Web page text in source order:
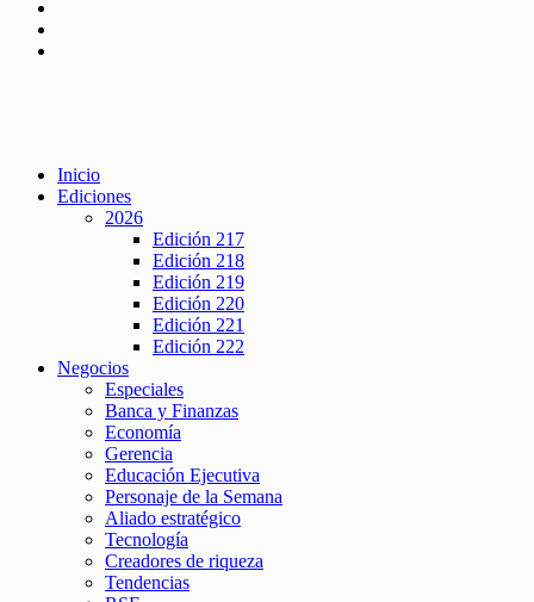
Inicio
Ediciones
2026
Edición 217
Edición 218
Edición 219
Edición 220
Edición 221
Edición 222
Negocios
Especiales
Banca y Finanzas
Economía
Gerencia
Educación Ejecutiva
Personaje de la Semana
Aliado estratégico
Tecnología
Creadores de riqueza
Tendencias